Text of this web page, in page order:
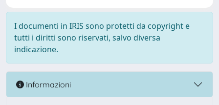
I documenti in IRIS sono protetti da copyright e
tutti i diritti sono riservati, salvo diversa
indicazione.
Informazioni